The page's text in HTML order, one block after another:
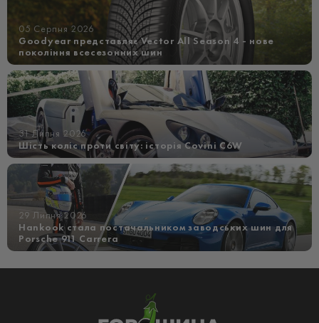
05 Серпня 2026
Goodyear представляє Vector All Season 4 - нове
покоління всесезонних шин
31 Липня 2026
Шість коліс проти світу: історія Covini C6W
29 Липня 2026
Hankook стала постачальником заводських шин для
Porsche 911 Carrera